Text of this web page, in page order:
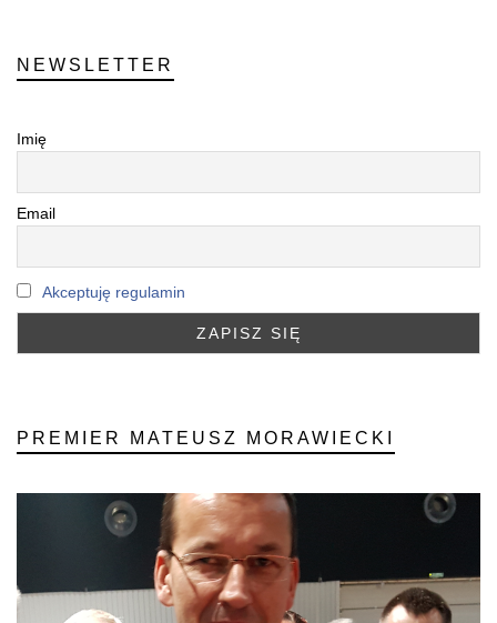
NEWSLETTER
Imię
Email
Akceptuję regulamin
PREMIER MATEUSZ MORAWIECKI